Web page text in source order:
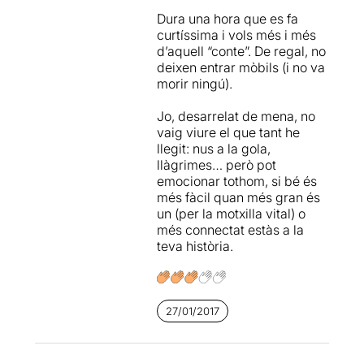
tant a prop al meu pare, la
iaia Teresa... Vaig recordar
la sortida anual al zoo i al
parc d’atraccions del
Tibidabo.
Tants i tants records...
records que feia temps que
no recordava. Pell de
gallina, emoció, nus a
l’estomac, llàgrimes,
sentiments, plaer,
sensacions, records, plorar.
Gràcies Xavier.
IMPRESCINDIBLE!
VALORACIÓ: ***** x 10
http://wp.me/p19AHZ-fYDl
Dura una hora que es fa
curtíssima i vols més i més
d’aquell “conte”. De regal, no
deixen entrar mòbils (i no va
morir ningú).
Jo, desarrelat de mena, no
vaig viure el que tant he
llegit: nus a la gola,
llàgrimes… però pot
emocionar tothom, si bé és
més fàcil quan més gran és
un (per la motxilla vital) o
més connectat estàs a la
teva història.
27/01/2017